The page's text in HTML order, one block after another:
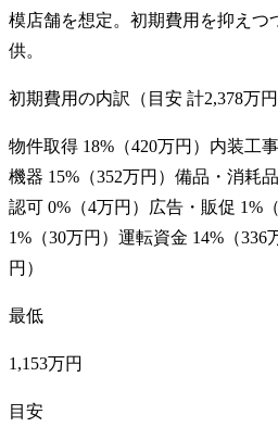
模店舗を想定。初期費用を抑えつ
供。
初期費用の内訳（目安 計2,378万円
物件取得 18%（420万円 ） 内装工事
機器 15%（352万円 ） 備品・消耗品
認可 0%（4万円 ） 広告・販促 1%（
1%（30万円 ） 運転資金 14%（336
円 ）
最低
1,153万円
目安